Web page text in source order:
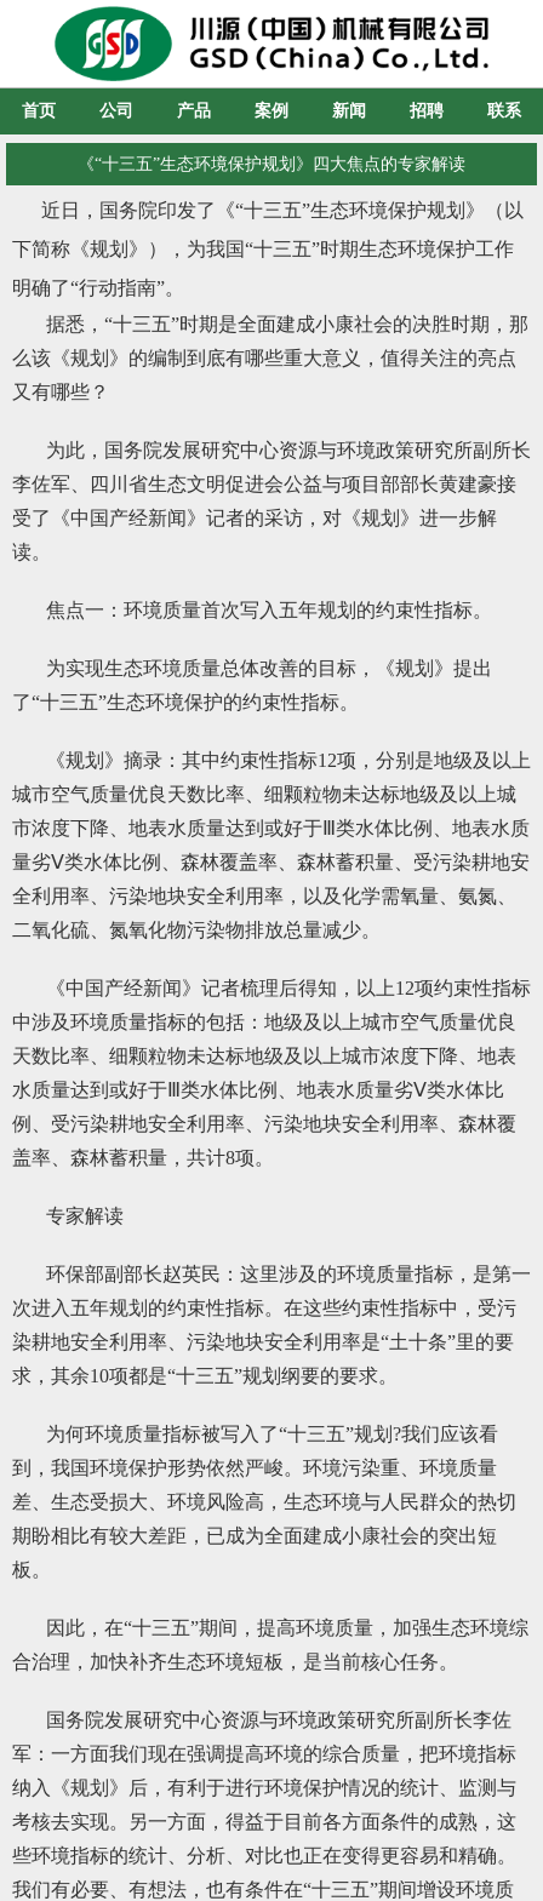
首页 公司 产品 案例 新闻 招聘 联系
《“十三五”生态环境保护规划》四大焦点的专家解读
近日，国务院印发了《“十三五”生态环境保护规划》（以
下简称《规划》），为我国“十三五”时期生态环境保护工作
明确了“行动指南”。
据悉，“十三五”时期是全面建成小康社会的决胜时期，那
么该《规划》的编制到底有哪些重大意义，值得关注的亮点
又有哪些？
为此，国务院发展研究中心资源与环境政策研究所副所长
李佐军、四川省生态文明促进会公益与项目部部长黄建豪接
受了《中国产经新闻》记者的采访，对《规划》进一步解
读。
焦点一：环境质量首次写入五年规划的约束性指标。
为实现生态环境质量总体改善的目标，《规划》提出
了“十三五”生态环境保护的约束性指标。
《规划》摘录：其中约束性指标12项，分别是地级及以上
城市空气质量优良天数比率、细颗粒物未达标地级及以上城
市浓度下降、地表水质量达到或好于Ⅲ类水体比例、地表水质
量劣Ⅴ类水体比例、森林覆盖率、森林蓄积量、受污染耕地安
全利用率、污染地块安全利用率，以及化学需氧量、氨氮、
二氧化硫、氮氧化物污染物排放总量减少。
《中国产经新闻》记者梳理后得知，以上12项约束性指标
中涉及环境质量指标的包括：地级及以上城市空气质量优良
天数比率、细颗粒物未达标地级及以上城市浓度下降、地表
水质量达到或好于Ⅲ类水体比例、地表水质量劣Ⅴ类水体比
例、受污染耕地安全利用率、污染地块安全利用率、森林覆
盖率、森林蓄积量，共计8项。
专家解读
环保部副部长赵英民：这里涉及的环境质量指标，是第一
次进入五年规划的约束性指标。在这些约束性指标中，受污
染耕地安全利用率、污染地块安全利用率是“土十条”里的要
求，其余10项都是“十三五”规划纲要的要求。
为何环境质量指标被写入了“十三五”规划?我们应该看
到，我国环境保护形势依然严峻。环境污染重、环境质量
差、生态受损大、环境风险高，生态环境与人民群众的热切
期盼相比有较大差距，已成为全面建成小康社会的突出短
板。
因此，在“十三五”期间，提高环境质量，加强生态环境综
合治理，加快补齐生态环境短板，是当前核心任务。
国务院发展研究中心资源与环境政策研究所副所长李佐
军：一方面我们现在强调提高环境的综合质量，把环境指标
纳入《规划》后，有利于进行环境保护情况的统计、监测与
考核去实现。另一方面，得益于目前各方面条件的成熟，这
些环境指标的统计、分析、对比也正在变得更容易和精确。
我们有必要、有想法，也有条件在“十三五”期间增设环境质